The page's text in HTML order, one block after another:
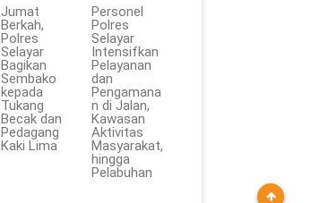
Jumat
Berkah,
Polres
Selayar
Bagikan
Sembako
kepada
Tukang
Becak dan
Pedagang
Kaki Lima
Personel
Polres
Selayar
Intensifkan
Pelayanan
dan
Pengamana
n di Jalan,
Kawasan
Aktivitas
Masyarakat,
hingga
Pelabuhan